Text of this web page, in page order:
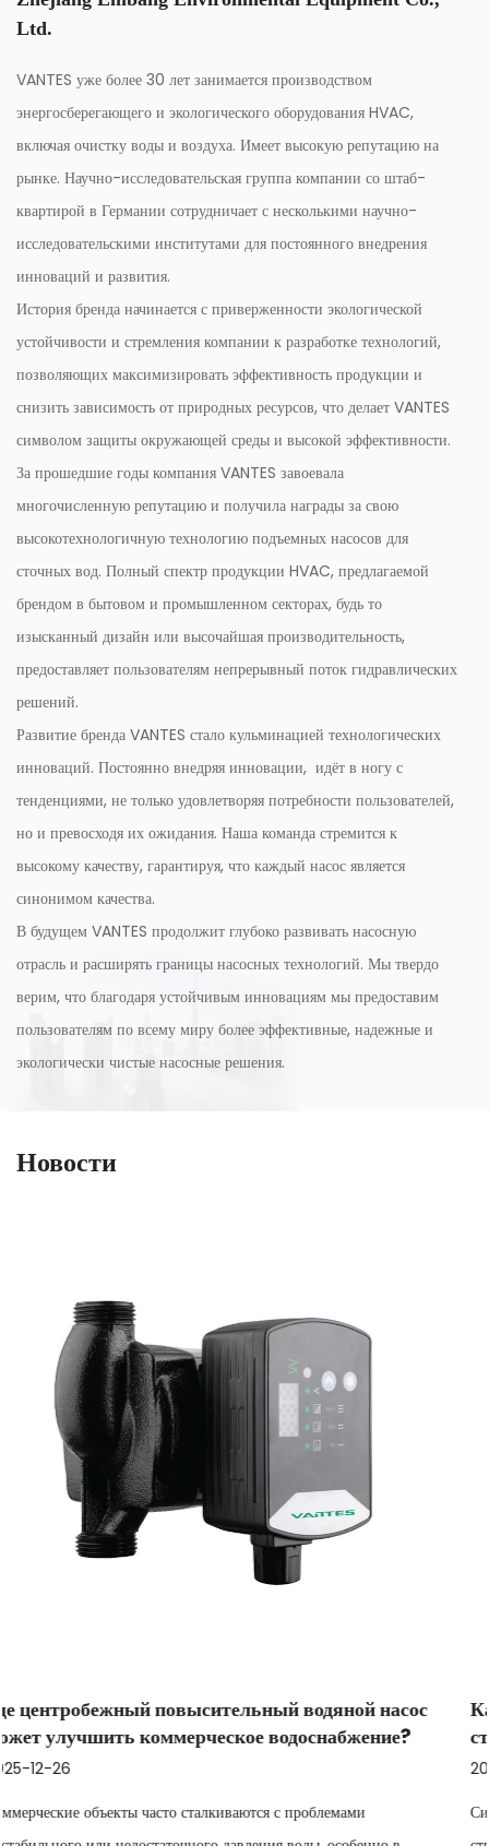
Ltd.
VANTES уже более 30 лет занимается производством
энергосберегающего и экологического оборудования HVAC,
включая очистку воды и воздуха. Имеет высокую репутацию на
рынке. Научно-исследовательская группа компании со штаб-
квартирой в Германии сотрудничает с несколькими научно-
исследовательскими институтами для постоянного внедрения
инноваций и развития.
История бренда начинается с приверженности экологической
устойчивости и стремления компании к разработке технологий,
позволяющих максимизировать эффективность продукции и
снизить зависимость от природных ресурсов, что делает VANTES
символом защиты окружающей среды и высокой эффективности.
За прошедшие годы компания VANTES завоевала
многочисленную репутацию и получила награды за свою
высокотехнологичную технологию подъемных насосов для
сточных вод. Полный спектр продукции HVAC, предлагаемой
брендом в бытовом и промышленном секторах, будь то
изысканный дизайн или высочайшая производительность,
предоставляет пользователям непрерывный поток гидравлических
решений.
Развитие бренда VANTES стало кульминацией технологических
инноваций. Постоянно внедряя инновации, идёт в ногу с
тенденциями, не только удовлетворяя потребности пользователей,
но и превосходя их ожидания. Наша команда стремится к
высокому качеству, гарантируя, что каждый насос является
синонимом качества.
В будущем VANTES продолжит глубоко развивать насосную
отрасль и расширять границы насосных технологий. Мы твердо
верим, что благодаря устойчивым инновациям мы предоставим
пользователям по всему миру более эффективные, надежные и
экологически чистые насосные решения.
Новости
насос
Как центробежный бустерный водяной
стабилизировать переменный расход на
Системы водоснабжения в промышленности,